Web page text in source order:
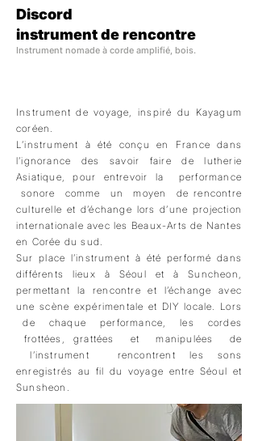
Discord
instrument de rencontre
Instrument nomade à corde amplifié, bois.
Instrument de voyage, inspiré du Kayagum
coréen.
L’instrument à été conçu en France dans
l’ignorance des savoir faire de lutherie
Asiatique, pour entrevoir la performance
sonore comme un moyen de rencontre
culturelle et d’échange lors d’une projection
internationale avec les Beaux-Arts de Nantes
en Corée du sud.
Sur place l’instrument à été performé dans
différents lieux à Séoul et à Suncheon,
permettant la rencontre et l’échange avec
une scène expérimentale et DIY locale. Lors
de chaque performance, les cordes
frottées, grattées et manipulées de
l’instrument rencontrent les sons
enregistrés au fil du voyage entre Séoul et
Sunsheon.